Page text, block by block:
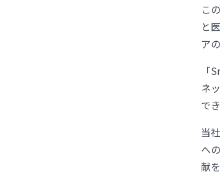
こ
と
ア
「
ネ
で
当
へ
献